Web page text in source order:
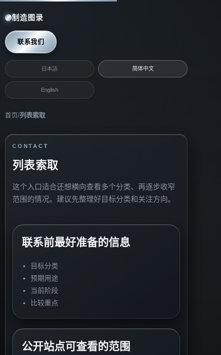
制造图录
联系我们
日本語 简体中文
English
首页/列表索取
CONTACT
列表索取
这个入口适合还想横向查看多个分类、再逐步收窄
范围的情况。建议先整理好目标分类和关注方向。
联系前最好准备的信息
目标分类
预期用途
当前阶段
比较重点
公开站点可查看的范围